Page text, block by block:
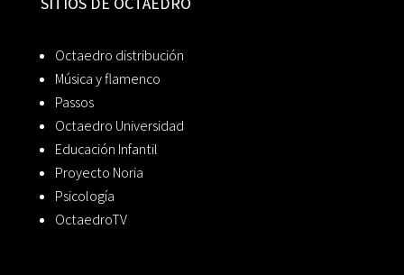
Octaedro distribución
Música y flamenco
Passos
Octaedro Universidad
Educación Infantil
Proyecto Noria
Psicología
OctaedroTV